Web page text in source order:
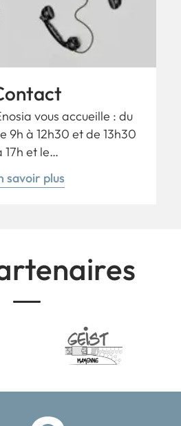
vous accueille : du
9h à 12h30 et de 13h30
17h et le…
savoir plus